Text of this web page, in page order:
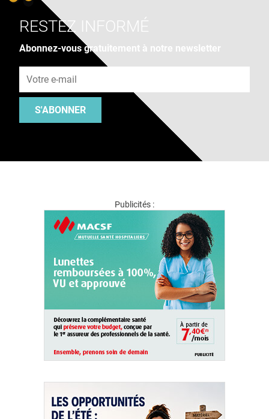
RESTEZ INFORMÉ
Abonnez-vous gratuitement à notre newsletter
S'ABONNER
Publicités :